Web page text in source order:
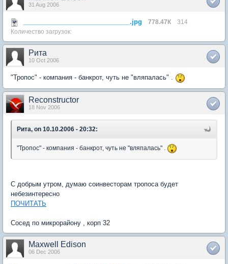
31 Aug 2006
______________________________.jpg 778.47К
314
Количество загрузок:
Рита
10 Oct 2006
"Тропос" - компания - банкрот, чуть не "вляпалась" .
Reconstructor
18 Nov 2006
Рита, on 10.10.2006 - 20:32:
"Тропос" - компания - банкрот, чуть не "вляпалась" .
С добрым утром, думаю соинвесторам тропоса будет
небезинтересно
ПОЧИТАТЬ
Сосед по микрорайону , корп 32
Maxwell Edison
06 Dec 2006